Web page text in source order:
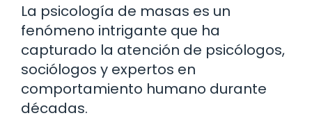
La psicología de masas es un
fenómeno intrigante que ha
capturado la atención de psicólogos,
sociólogos y expertos en
comportamiento humano durante
décadas.